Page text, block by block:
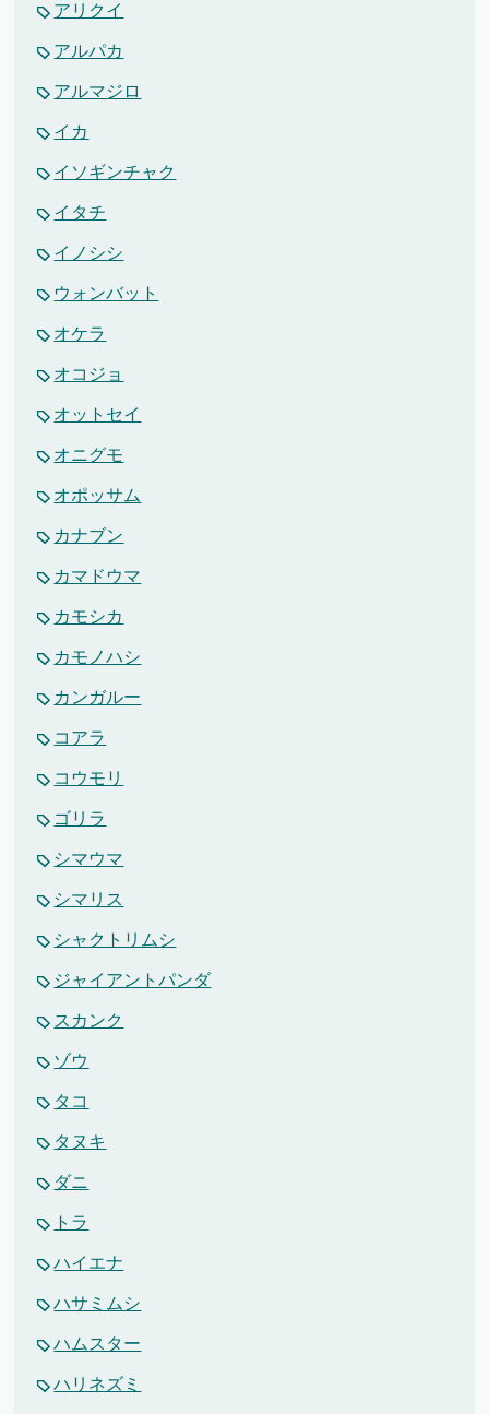
アリクイ
アルパカ
アルマジロ
イカ
イソギンチャク
イタチ
イノシシ
ウォンバット
オケラ
オコジョ
オットセイ
オニグモ
オポッサム
カナブン
カマドウマ
カモシカ
カモノハシ
カンガルー
コアラ
コウモリ
ゴリラ
シマウマ
シマリス
シャクトリムシ
ジャイアントパンダ
スカンク
ゾウ
タコ
タヌキ
ダニ
トラ
ハイエナ
ハサミムシ
ハムスター
ハリネズミ